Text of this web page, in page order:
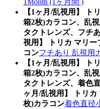
1Month (1ヶ月間 )
【1ヶ月/乱視用】 ト
箱2枚)カラコン、乱
タクトレンズ、フチ
視用】 トリカ マリー
コンフチあり 乱視用
【1ヶ月/乱視用】 ト
箱2枚)カラコン、乱
タクトレンズ、着色
ヶ月/乱視用】 トリカ
枚)カラコン着色直径